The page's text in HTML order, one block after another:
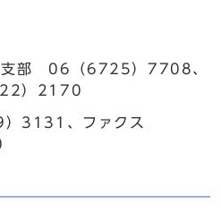
支部 06（6725）7708、
）2170
3131、ファクス